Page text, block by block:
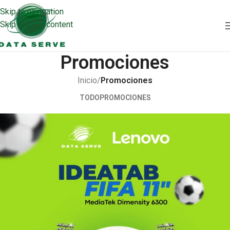
Skip to navigation
Skip to main content
Promociones
Inicio/Promociones
TODOPROMOCIONES